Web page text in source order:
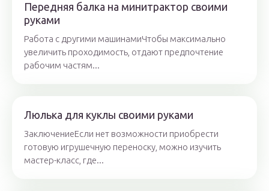
Передняя балка на минитрактор своими
руками
Работа с другими машинамиЧтобы максимально
увеличить проходимость, отдают предпочтение
рабочим частям...
Люлька для куклы своими руками
ЗаключениеЕсли нет возможности приобрести
готовую игрушечную переноску, можно изучить
мастер-класс, где...